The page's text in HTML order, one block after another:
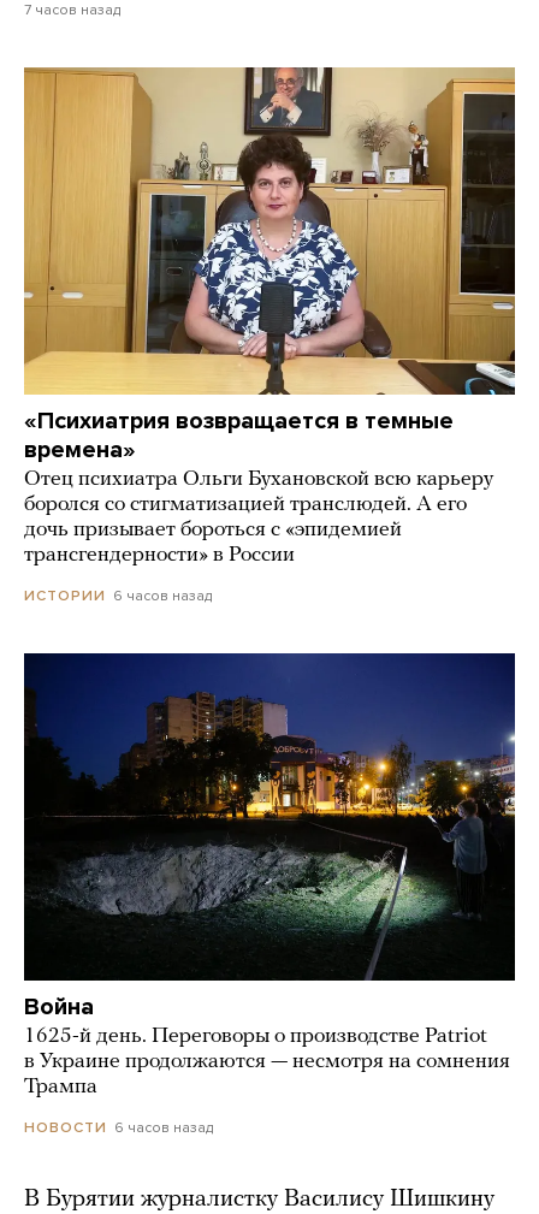
7 часов назад
«Психиатрия возвращается в темные
времена»
Отец психиатра Ольги Бухановской всю карьеру
боролся со стигматизацией транслюдей. А его
дочь призывает бороться с «эпидемией
трансгендерности» в России
ИСТОРИИ 6 часов назад
Война
1625-й день. Переговоры о производстве Patriot
в Украине продолжаются — несмотря на сомнения
Трампа
НОВОСТИ 6 часов назад
В Бурятии журналистку Василису Шишкину